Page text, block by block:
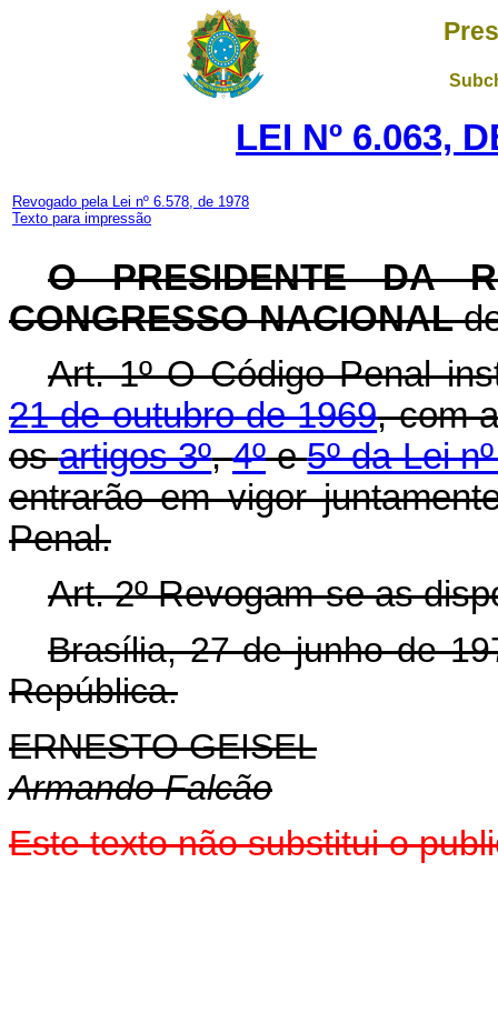
LEI Nº 6.063,
Revogado pela Lei nº 6.578, de 1978
Texto para impressão
O PRESIDENTE DA
CONGRESSO NACIONAL
Art. 1º O Código Penal
21 de outubro de 1969, com
osartigos 3º,4ºe5º da Lei
entrarão em vigor
Penal.
Art. 2º Revogam-se as
Brasília, 27 de junho de
República.
ERNESTO GEISEL
Armando Falcão
Este texto não substitui o